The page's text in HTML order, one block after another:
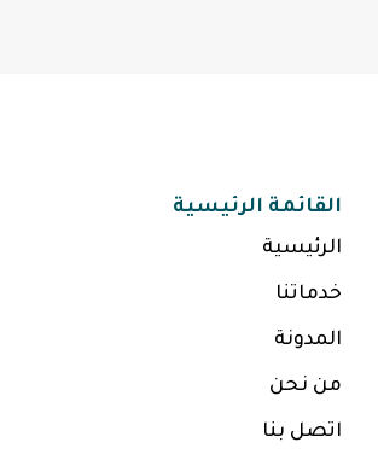
القائمة الرئيسية
الرئيسية
خدماتنا
المدونة
من نحن
اتصل بنا